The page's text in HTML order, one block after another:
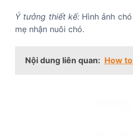
Ý tưởng thiết kế:Hình ảnh
mẹ nhận nuôi chó.
Nội dung liên quan: How